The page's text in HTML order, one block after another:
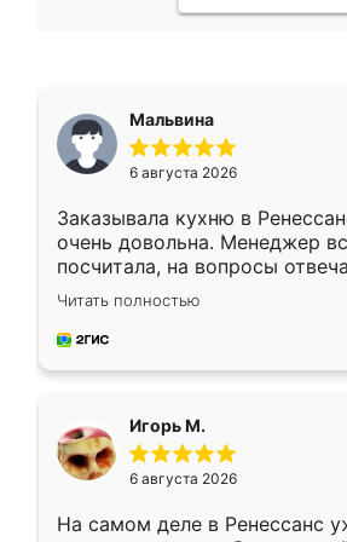
Мальвина
6 августа 2026
Заказывала кухню в
очень довольна. Менеджер
посчитала, на вопросы
Замерщик приехал в субботу,
делу со всей
за день, ребята работали
Читать полностью
Игорь М.
6 августа 2026
На самом деле в Ренессанс